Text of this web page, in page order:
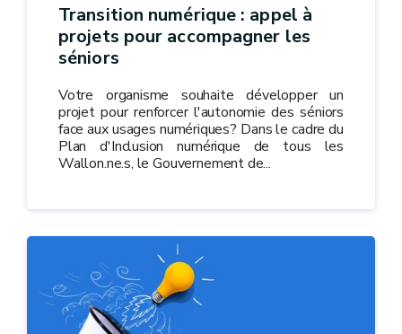
Transition numérique : appel à
projets pour accompagner les
séniors
Votre organisme souhaite développer un
projet pour renforcer l'autonomie des séniors
face aux usages numériques? Dans le cadre du
Plan d'Inclusion numérique de tous les
Wallon.ne.s, le Gouvernement de...